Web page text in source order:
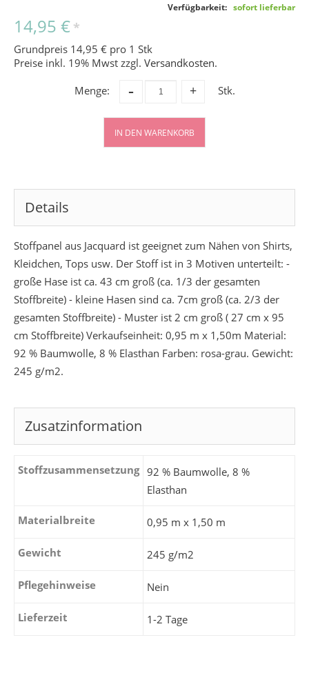
Verfügbarkeit: sofort lieferbar
14,95 € *
Grundpreis 14,95 € pro 1 Stk
Preise inkl. 19% Mwst zzgl. Versandkosten.
Menge:
+
- Stk.
IN DEN WARENKORB
Details
Stoffpanel aus Jacquard ist geeignet zum Nähen von Shirts,
Kleidchen, Tops usw. Der Stoff ist in 3 Motiven unterteilt: -
große Hase ist ca. 43 cm groß (ca. 1/3 der gesamten
Stoffbreite) - kleine Hasen sind ca. 7cm groß (ca. 2/3 der
gesamten Stoffbreite) - Muster ist 2 cm groß ( 27 cm x 95
cm Stoffbreite) Verkaufseinheit: 0,95 m x 1,50m Material:
92 % Baumwolle, 8 % Elasthan Farben: rosa-grau. Gewicht:
245 g/m2.
Zusatzinformation
Stoffzusammensetzung 92 % Baumwolle, 8 %
Elasthan
Materialbreite 0,95 m x 1,50 m
Gewicht 245 g/m2
Pflegehinweise Nein
Lieferzeit 1-2 Tage